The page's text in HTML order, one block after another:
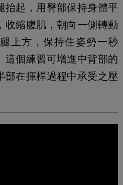
抬起，用臀部保持身體平
收縮腹肌，朝向一側轉動
上方，保持住姿勢一秒
這個練習可增進中背部的
部在揮桿過程中承受之壓